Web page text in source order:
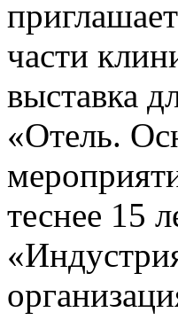
выставка
«Отель.
теснее 15